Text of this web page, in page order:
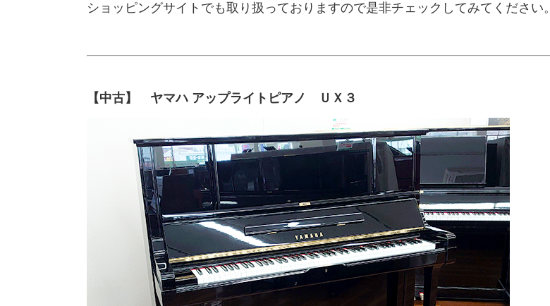
ショッピングサイトでも取り扱っておりますので是非チェックしてみてください。
【中古】 ヤマハ アップライトピアノ ＵＸ３